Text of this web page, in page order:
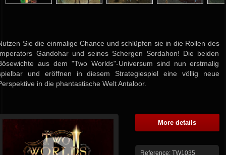
Sie die einmalige Chance und schlüpfen sie in die Rollen des
Gandohar und seines Schergen Sordahon! Die beiden
aus dem "Two Worlds"-Universum sind nun erstmalig
und eröffnen in diesem Strategiespiel eine völlig neue
in die phantastische Welt Antaloor.
More details
Reference: TW1035